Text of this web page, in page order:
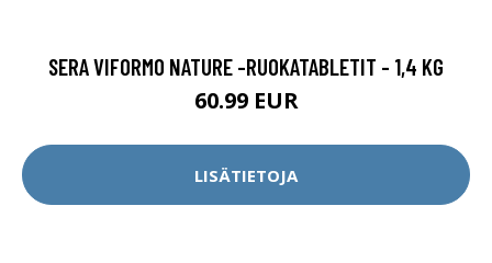
SERA VIFORMO NATURE -RUOKATABLETIT - 1,4 KG
60.99 EUR
LISÄTIETOJA